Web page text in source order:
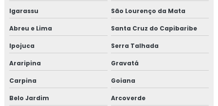
Igarassu São Lourenço da Mata
Abreu e Lima Santa Cruz do Capibaribe
Ipojuca Serra Talhada
Araripina Gravatá
Carpina Goiana
Belo Jardim Arcoverde